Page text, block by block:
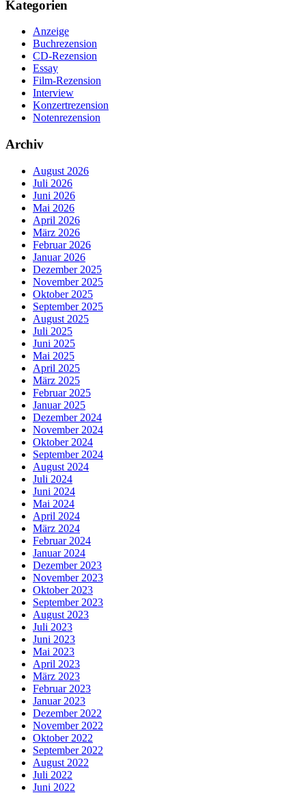
Kategorien
Anzeige
Buchrezension
CD-Rezension
Essay
Film-Rezension
Interview
Konzertrezension
Notenrezension
Archiv
August 2026
Juli 2026
Juni 2026
Mai 2026
April 2026
März 2026
Februar 2026
Januar 2026
Dezember 2025
November 2025
Oktober 2025
September 2025
August 2025
Juli 2025
Juni 2025
Mai 2025
April 2025
März 2025
Februar 2025
Januar 2025
Dezember 2024
November 2024
Oktober 2024
September 2024
August 2024
Juli 2024
Juni 2024
Mai 2024
April 2024
März 2024
Februar 2024
Januar 2024
Dezember 2023
November 2023
Oktober 2023
September 2023
August 2023
Juli 2023
Juni 2023
Mai 2023
April 2023
März 2023
Februar 2023
Januar 2023
Dezember 2022
November 2022
Oktober 2022
September 2022
August 2022
Juli 2022
Juni 2022